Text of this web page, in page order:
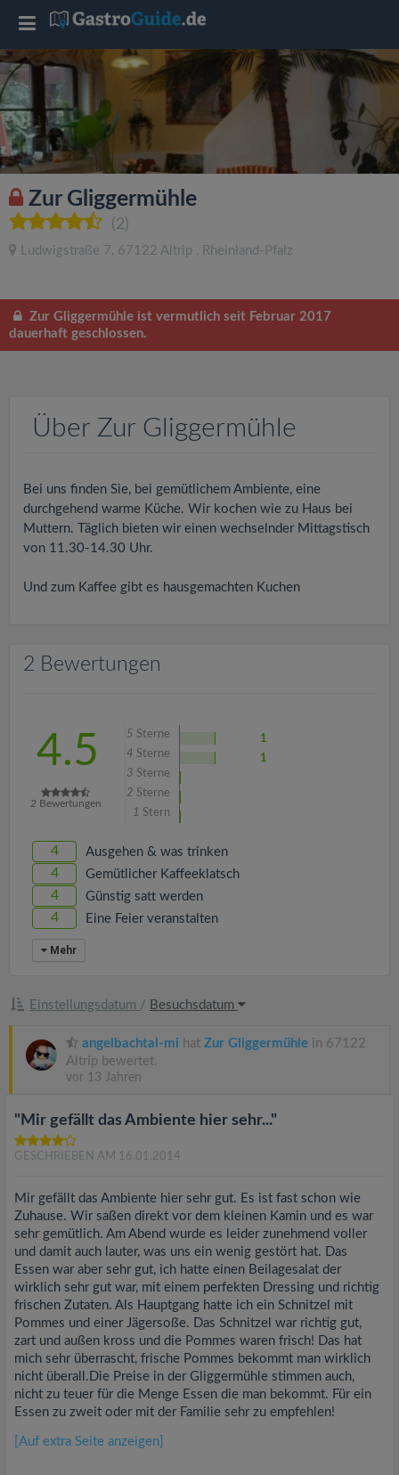
Zur Gliggermühle
(2)
Ludwigstraße 7, 67122 Altrip , Rheinland-Pfalz
Zur Gliggermühle ist vermutlich seit Februar 2017
dauerhaft geschlossen.
Über Zur Gliggermühle
Bei uns finden Sie, bei gemütlichem Ambiente, eine
durchgehend warme Küche. Wir kochen wie zu Haus bei
Muttern. Täglich bieten wir einen wechselnder Mittagstisch
von 11.30-14.30 Uhr.
Und zum Kaffee gibt es hausgemachten Kuchen
2 Bewertungen
4.5
2 Bewertungen
5 Sterne
1
4 Sterne
1
3 Sterne
2 Sterne
1 Stern
4 Ausgehen & was trinken
4 Gemütlicher Kaffeeklatsch
4 Günstig satt werden
4 Eine Feier veranstalten
Mehr
Einstellungsdatum / Besuchsdatum
angelbachtal-mi hat Zur Gliggermühle in 67122
Altrip bewertet.
vor 13 Jahren
"Mir gefällt das Ambiente hier sehr..."
GESCHRIEBEN AM 16.01.2014
Mir gefällt das Ambiente hier sehr gut. Es ist fast schon wie
Zuhause. Wir saßen direkt vor dem kleinen Kamin und es war
sehr gemütlich. Am Abend wurde es leider zunehmend voller
und damit auch lauter, was uns ein wenig gestört hat. Das
Essen war aber sehr gut, ich hatte einen Beilagesalat der
wirklich sehr gut war, mit einem perfekten Dressing und richtig
frischen Zutaten. Als Hauptgang hatte ich ein Schnitzel mit
Pommes und einer Jägersoße. Das Schnitzel war richtig gut,
zart und außen kross und die Pommes waren frisch! Das hat
mich sehr überrascht, frische Pommes bekommt man wirklich
nicht überall.Die Preise in der Gliggermühle stimmen auch,
nicht zu teuer für die Menge Essen die man bekommt. Für ein
Essen zu zweit oder mit der Familie sehr zu empfehlen!
[Auf extra Seite anzeigen]
T
o
g
l
e
a
g
t